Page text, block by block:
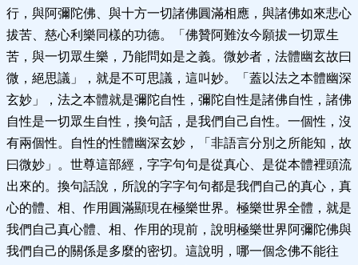
行，與阿彌陀佛、與十方一切諸佛圓滿相應，與諸佛如來悲心
拔苦、慈心利樂同樣的功德。「佛贊阿難汝今願拔一切眾生
苦，與一切眾生樂，乃能問如是之義。微妙者，法體幽玄故曰
微，絕思議」，就是不可思議，這叫妙。「蓋以法之本體幽深
玄妙」，法之本體就是彌陀自性，彌陀自性是諸佛自性，諸佛
自性是一切眾生自性，換句話，是我們自己自性。一個性，沒
有兩個性。自性的性體幽深玄妙，「非語言分別之所能知，故
曰微妙」。世尊這部經，字字句句是從真心、是從本體裡頭流
出來的。換句話說，所說的字字句句都是我們自己的真心，真
心的體、相、作用圓滿顯現在極樂世界。極樂世界全體，就是
我們自己真心體、相、作用的現前，說明極樂世界阿彌陀佛與
我們自己的關係是多麼的密切。這說明，哪一個念佛不能往